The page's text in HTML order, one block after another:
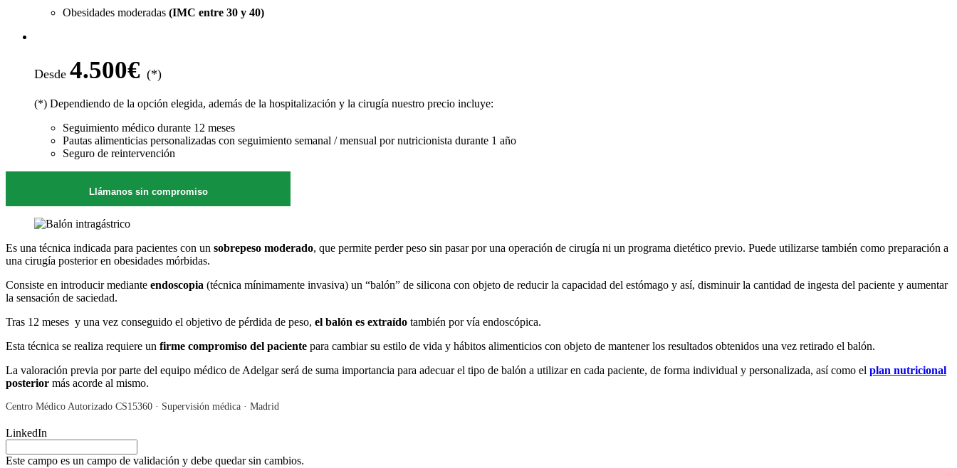
Obesidades moderadas (IMC entre 30 y 40)
Desde 4.500€ (*)
(*) Dependiendo de la opción elegida, además de la hospitalización y la cirugía nuestro precio incluye:
Seguimiento médico durante 12 meses
Pautas alimenticias personalizadas con seguimiento semanal / mensual por nutricionista durante 1 año
Seguro de reintervención
Llámanos sin compromiso
Es una técnica indicada para pacientes con un sobrepeso moderado, que permite perder peso sin pasar por una operación de cirugía ni un programa dietético previo. Puede utilizarse también como preparación a
una cirugía posterior en obesidades mórbidas.
Consiste en introducir mediante endoscopia (técnica mínimamente invasiva) un “balón” de silicona con objeto de reducir la capacidad del estómago y así, disminuir la cantidad de ingesta del paciente y aumentar
la sensación de saciedad.
Tras 12 meses y una vez conseguido el objetivo de pérdida de peso, el balón es extraído también por vía endoscópica.
Esta técnica se realiza requiere un firme compromiso del paciente para cambiar su estilo de vida y hábitos alimenticios con objeto de mantener los resultados obtenidos una vez retirado el balón.
La valoración previa por parte del equipo médico de Adelgar será de suma importancia para adecuar el tipo de balón a utilizar en cada paciente, de forma individual y personalizada, así como el plan nutricional
posterior más acorde al mismo.
Centro Médico Autorizado CS15360 · Supervisión médica · Madrid
LinkedIn
Este campo es un campo de validación y debe quedar sin cambios.